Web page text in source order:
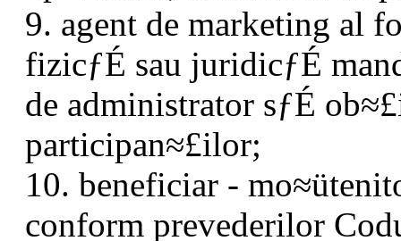
9. agent de marketing al
fizicƒÉ sau juridicƒÉ
de administrator sƒÉ
participan≈£ilor;
10. beneficiar -
conform prevederilor